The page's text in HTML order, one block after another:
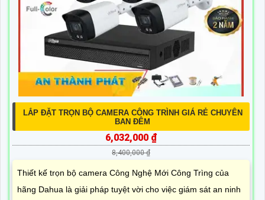
LẮP ĐẶT TRỌN BỘ CAMERA CÔNG TRÌNH GIÁ RẺ CHUYÊN
BAN ĐÊM
6,032,000 ₫
8,400,000 ₫
Thiết kế trọn bộ camera Công Nghệ Mới Công Trìng của
hãng Dahua là giải pháp tuyệt vời cho việc giám sát an ninh